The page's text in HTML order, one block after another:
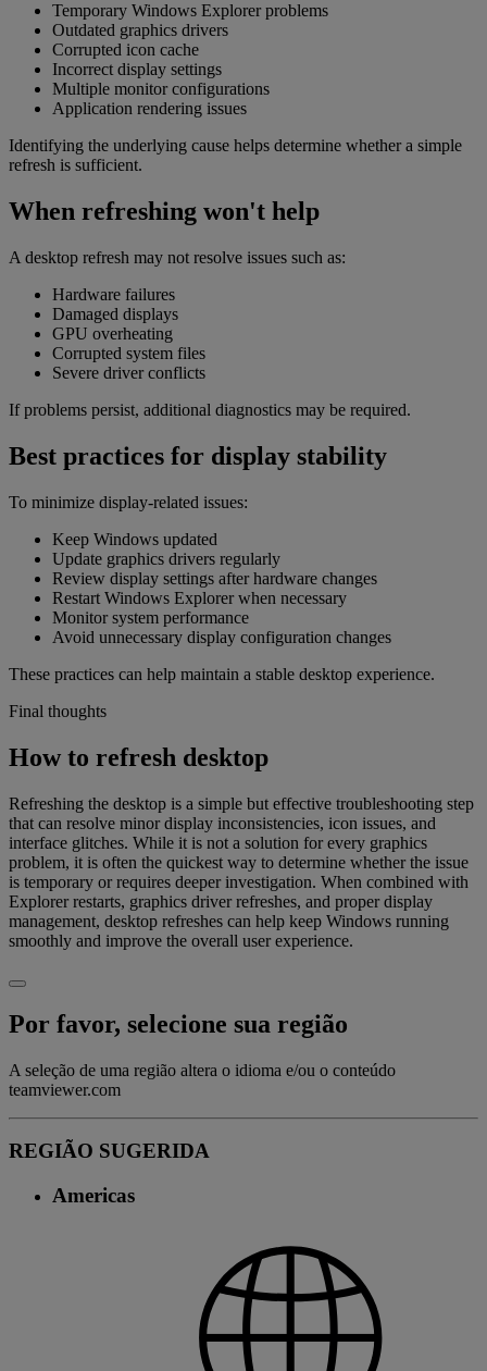
Temporary Windows Explorer problems
Outdated graphics drivers
Corrupted icon cache
Incorrect display settings
Multiple monitor configurations
Application rendering issues
Identifying the underlying cause helps determine whether a simple
refresh is sufficient.
When refreshing won't help
A desktop refresh may not resolve issues such as:
Hardware failures
Damaged displays
GPU overheating
Corrupted system files
Severe driver conflicts
If problems persist, additional diagnostics may be required.
Best practices for display stability
To minimize display-related issues:
Keep Windows updated
Update graphics drivers regularly
Review display settings after hardware changes
Restart Windows Explorer when necessary
Monitor system performance
Avoid unnecessary display configuration changes
These practices can help maintain a stable desktop experience.
Final thoughts
How to refresh desktop
Refreshing the desktop is a simple but effective troubleshooting step
that can resolve minor display inconsistencies, icon issues, and
interface glitches. While it is not a solution for every graphics
problem, it is often the quickest way to determine whether the issue
is temporary or requires deeper investigation. When combined with
Explorer restarts, graphics driver refreshes, and proper display
management, desktop refreshes can help keep Windows running
smoothly and improve the overall user experience.
Por favor, selecione sua região
A seleção de uma região altera o idioma e/ou o conteúdo
teamviewer.com
REGIÃO SUGERIDA
Americas